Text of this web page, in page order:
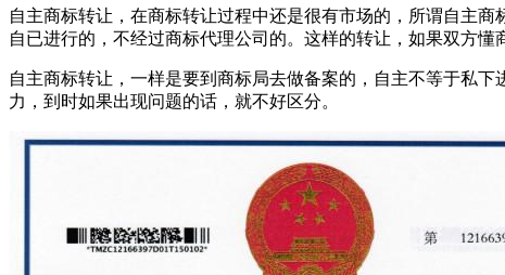
自主商标转让，在商标转让过程中还是很有市场的，所谓自主
自已进行的，不经过商标代理公司的。这样的转让，如果双方懂
自主商标转让，一样是要到商标局去做备案的，自主不等于私
力，到时如果出现问题的话，就不好区分。